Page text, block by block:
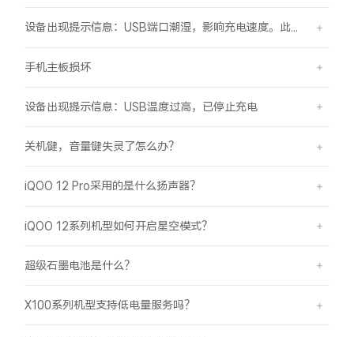
设备出现提示信息：USB端口潮湿，影响充电速度。此时设备不能充电或充电速度变慢。
手机主板损坏
设备出现提示信息：USB温度过高，已停止充电
关机键，音量键失灵了怎么办？
iQOO 12 Pro采用的是什么扬声器？
iQOO 12系列机型如何开启星空模式？
超级石墨电池是什么？
X100系列机型支持低电量服务吗？